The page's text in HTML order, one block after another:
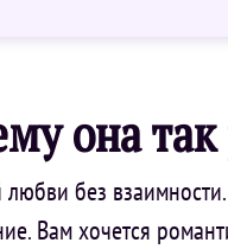
она
без
Вам хочется